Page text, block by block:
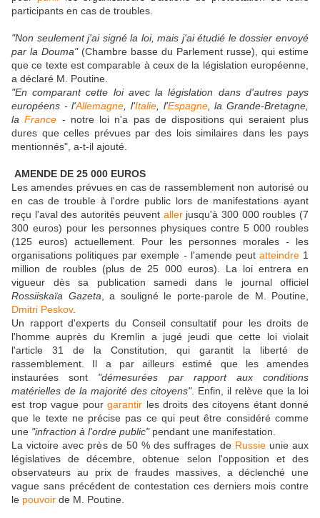
participants en cas de troubles.
"Non seulement j'ai signé la loi, mais j'ai étudié le dossier envoyé
par la Douma"(Chambre basse du Parlement russe), qui estime
que ce texte est comparable à ceux de la législation européenne,
a déclaré M. Poutine.
"En comparant cette loi avec la législation dans d'autres pays
européens - l'Allemagne , l'Italie , l'Espagne, la Grande-Bretagne,
laFrance - notre loi n'a pas de dispositions qui seraient plus
dures que celles prévues par des lois similaires dans les pays
mentionnés", a-t-il ajouté.
AMENDE DE 25 000 EUROS
Les amendes prévues en cas de rassemblement non autorisé ou
en cas de trouble à l'ordre public lors de manifestations ayant
reçu l'aval des autorités peuvent allerjusqu'à 300 000 roubles (7
300 euros) pour les personnes physiques contre 5 000 roubles
(125 euros) actuellement. Pour les personnes morales - les
organisations politiques par exemple -l'amende peut atteindre1
million de roubles (plus de 25 000 euros). La loi entrera en
vigueur dès sa publication samedi dans le journal officiel
Rossiiskaïa Gazeta , a souligné le porte-parole de M. Poutine,
Dmitri Peskov.
Un rapport d'experts du Conseil consultatif pour les droits de
l'homme auprès du Kremlin a jugé jeudi que cette loi violait
l'article 31 de la Constitution, qui garantit la liberté de
rassemblement. Il a par ailleurs estimé que les amendes
instaurées sont "démesurées par rapport aux conditions
matérielles de la majorité des citoyens". Enfin, il relève que la loi
est trop vague pour garantir les droits des citoyens étant donné
que le texte ne précise pas ce qui peut être considéré comme
une "infraction à l'ordre public"pendant une manifestation.
La victoire avec près de 50 % des suffrages de Russieunie aux
législatives de décembre, obtenue selon l'opposition et des
observateurs au prix de fraudes massives, a déclenché une
vague sans précédent de contestation ces derniers mois contre
le pouvoir de M. Poutine.